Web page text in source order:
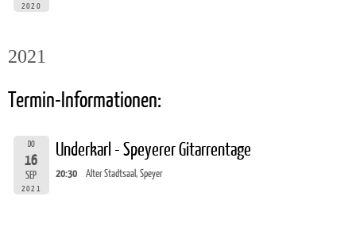
2020
2021
Termin-Informationen:
DO
16
SEP
2021
Underkarl - Speyerer Gitarrentage
20:30 Alter Stadtsaal, Speyer